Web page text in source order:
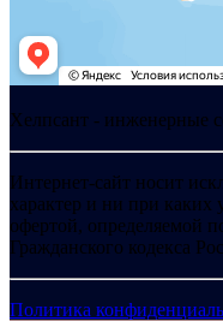
Хелпсант - инженерные
Интернет-сайт носит
характер и ни при каких
офертой, определяемой
Гражданского кодекса
Политика